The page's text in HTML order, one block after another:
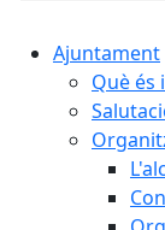
Ajuntament
Què és